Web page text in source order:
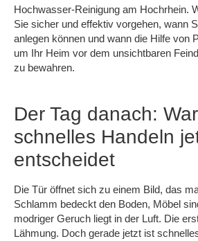
Hochwasser-Reinigung am Hochrhein.
Sie sicher und effektiv vorgehen, wann
anlegen können und wann die Hilfe von
um Ihr Heim vor dem unsichtbaren
zu bewahren.
Der Tag danach:
schnelles Handeln
entscheidet
Die Tür öffnet sich zu einem Bild, das
Schlamm bedeckt den Boden, Möbel
modriger Geruch liegt in der Luft. Die
Lähmung. Doch gerade jetzt ist